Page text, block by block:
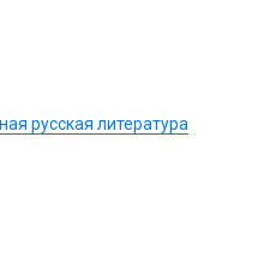
русская литература